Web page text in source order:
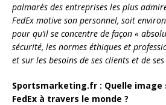
palmarès des entreprises les plus
FedEx motive son personnel, soit
pour qu’il se concentre de façon «
sécurité, les normes éthiques et
et sur les besoins de ses clients et de
Sportsmarketing.fr : Quelle image
FedEx à travers le monde ?